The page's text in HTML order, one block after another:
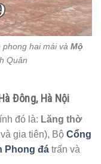
phong hai mái và Mộ
Quân
Đông, Hà Nội
đó là: Lăng thờ
gia tiên), Bộ Cổng
Phong đá trấn và